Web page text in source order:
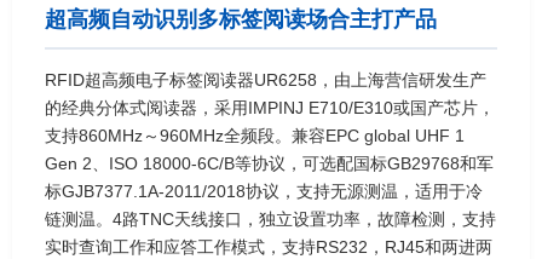
超高频自动识别多标签阅读场合主打产品
RFID超高频电子标签阅读器UR6258，由上海营信研发生产
的经典分体式阅读器，采用IMPINJ E710/E310或国产芯片，
支持860MHz～960MHz全频段。兼容EPC global UHF 1
Gen 2、ISO 18000-6C/B等协议，可选配国标GB29768和军
标GJB7377.1A-2011/2018协议，支持无源测温，适用于冷
链测温。4路TNC天线接口，独立设置功率，故障检测，支持
实时查询工作和应答工作模式，支持RS232，RJ45和两进两